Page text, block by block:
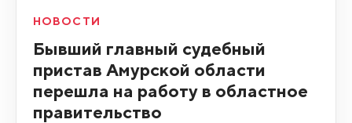
НОВОСТИ
Бывший главный судебный
пристав Амурской области
перешла на работу в областное
правительство